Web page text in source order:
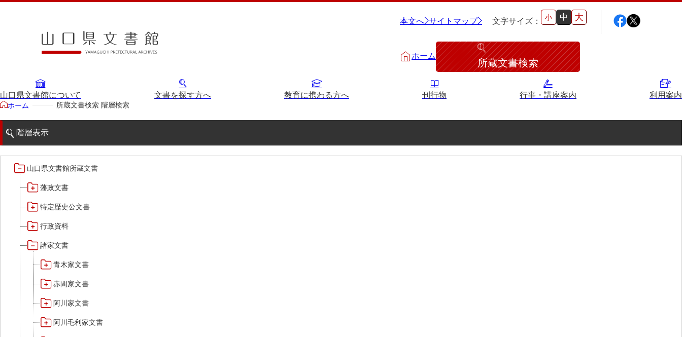
本文へ サイトマップ 文字サイズ： 小 中 大
ホーム
所蔵文書検索
山口県文書館について 文書を探す方へ 教育に携わる方へ 刊行物 行事・講座案内 利用案内
ホーム 所蔵文書検索 階層検索
階層表示
山口県文書館所蔵文書
藩政文書
特定歴史公文書
行政資料
諸家文書
青木家文書
赤間家文書
阿川家文書
阿川毛利家文書